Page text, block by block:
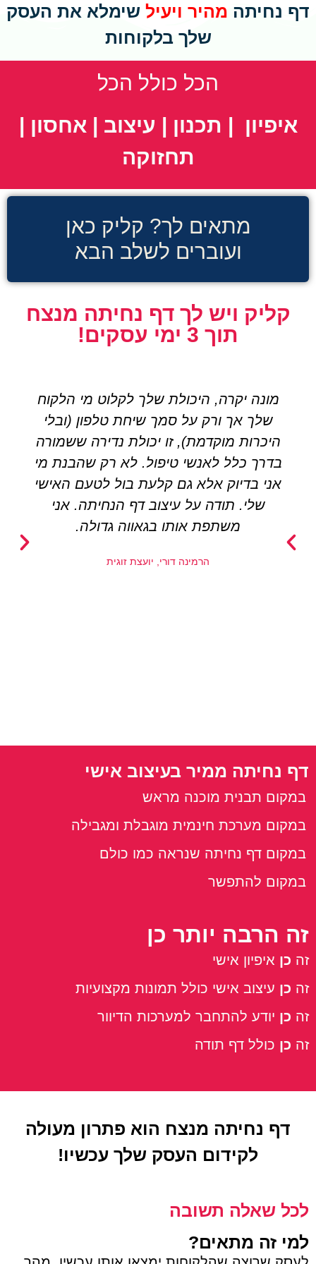
דף נחיתה מהיר ויעיל שימלא את העסק
שלך בלקוחות
הכל כולל הכל
איפיון | תכנון | עיצוב | אחסון |
תחזוקה
מתאים לך? קליק כאן
ועוברים לשלב הבא
קליק ויש לך דף נחיתה מנצח
תוך 3 ימי עסקים!
מונה יקרה, היכולת שלך לקלוט מי הלקוח
שלך אך ורק על סמך שיחת טלפון (ובלי
היכרות מוקדמת), זו יכולת נדירה ששמורה
בדרך כלל לאנשי טיפול. לא רק שהבנת מי
אני בדיוק אלא גם קלעת בול לטעם האישי
שלי. תודה על עיצוב דף הנחיתה. אני
משתפת אותו בגאווה גדולה.
הרמינה דורי, יועצת זוגית
דף נחיתה ממיר בעיצוב אישי
במקום תבנית מוכנה מראש
במקום מערכת חינמית מוגבלת ומגבילה
במקום דף נחיתה שנראה כמו כולם
במקום להתפשר
זה הרבה יותר כן
זה כן איפיון אישי
זה כן עיצוב אישי כולל תמונות מקצועיות
זה כן יודע להתחבר למערכות הדיוור
זה כן כולל דף תודה
דף נחיתה מנצח הוא פתרון מעולה
לקידום העסק שלך עכשיו!
לכל שאלה תשובה
למי זה מתאים?